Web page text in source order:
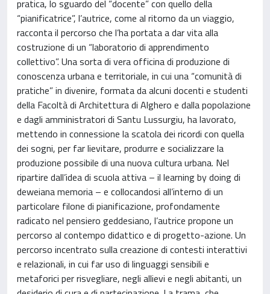
pratica, lo sguardo del “docente” con quello della
“pianificatrice”, l’autrice, come al ritorno da un viaggio,
racconta il percorso che l’ha portata a dar vita alla
costruzione di un “laboratorio di apprendimento
collettivo”. Una sorta di vera officina di produzione di
conoscenza urbana e territoriale, in cui una “comunità di
pratiche” in divenire, formata da alcuni docenti e studenti
della Facoltà di Architettura di Alghero e dalla popolazione
e dagli amministratori di Santu Lussurgiu, ha lavorato,
mettendo in connessione la scatola dei ricordi con quella
dei sogni, per far lievitare, produrre e socializzare la
produzione possibile di una nuova cultura urbana. Nel
ripartire dall’idea di scuola attiva – il learning by doing di
deweiana memoria – e collocandosi all’interno di un
particolare filone di pianificazione, profondamente
radicato nel pensiero geddesiano, l’autrice propone un
percorso al contempo didattico e di progetto-azione. Un
percorso incentrato sulla creazione di contesti interattivi
e relazionali, in cui far uso di linguaggi sensibili e
metaforici per risvegliare, negli allievi e negli abitanti, un